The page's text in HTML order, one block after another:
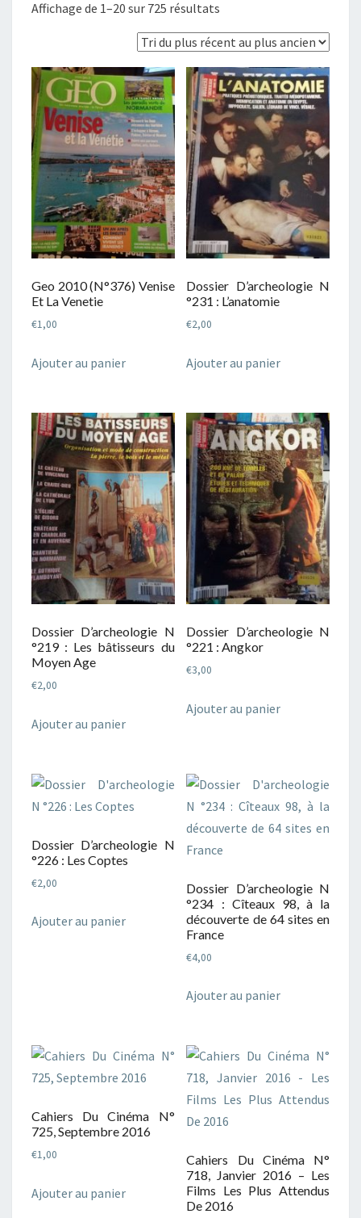
Affichage de 1–20 sur 725 résultats
du
plus
récent
au
plus
ancien
Geo 2010 (N°376) Venise
Et La Venetie
€1,00
Ajouter au panier
Dossier D’archeologie N
°231 : L’anatomie
€2,00
Ajouter au panier
Dossier D’archeologie N
°219 : Les bâtisseurs du
Moyen Age
€2,00
Ajouter au panier
Dossier D’archeologie N
°221 : Angkor
€3,00
Ajouter au panier
Dossier D’archeologie N
°226 : Les Coptes
€2,00
Ajouter au panier
Dossier D’archeologie N
°234 : Cîteaux 98, à la
découverte de 64 sites en
France
€4,00
Ajouter au panier
Cahiers Du Cinéma N°
725, Septembre 2016
€1,00
Ajouter au panier
Cahiers Du Cinéma N°
718, Janvier 2016 – Les
Films Les Plus Attendus
De 2016